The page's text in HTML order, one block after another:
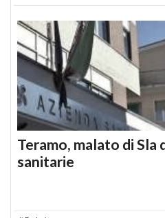
Teramo, malato di Sla
sanitarie